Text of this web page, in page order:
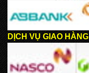
DỊCH VỤ GIAO HÀNG